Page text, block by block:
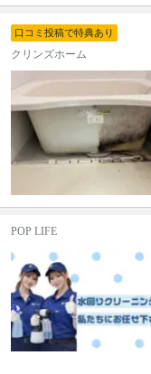
口コミ投稿で特典あり
クリンズホーム
POP LIFE